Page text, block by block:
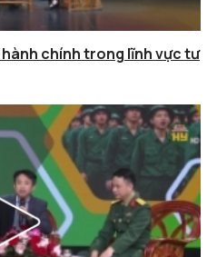
chính trong lĩnh vực tư